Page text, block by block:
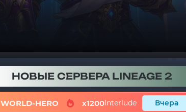
НОВЫЕ СЕРВЕРА LINEAGE 2
WORLD-HERO x1200Interlude Вчера